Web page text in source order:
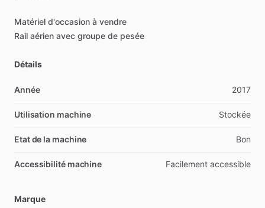
Matériel d'occasion à vendre
Rail aérien avec groupe de pesée
Détails
Année 2017
Utilisation machine Stockée
Etat de la machine Bon
Accessibilité machine Facilement accessible
Marque